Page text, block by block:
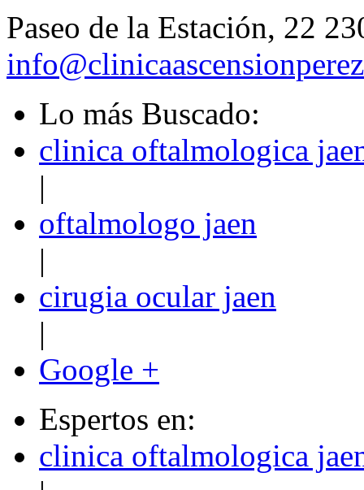
Paseo de la Estación, 22
Lo más Buscado:
clinica oftalmologica
|
oftalmologo jaen
|
cirugia ocular jaen
|
Google +
Espertos en:
clinica oftalmologica